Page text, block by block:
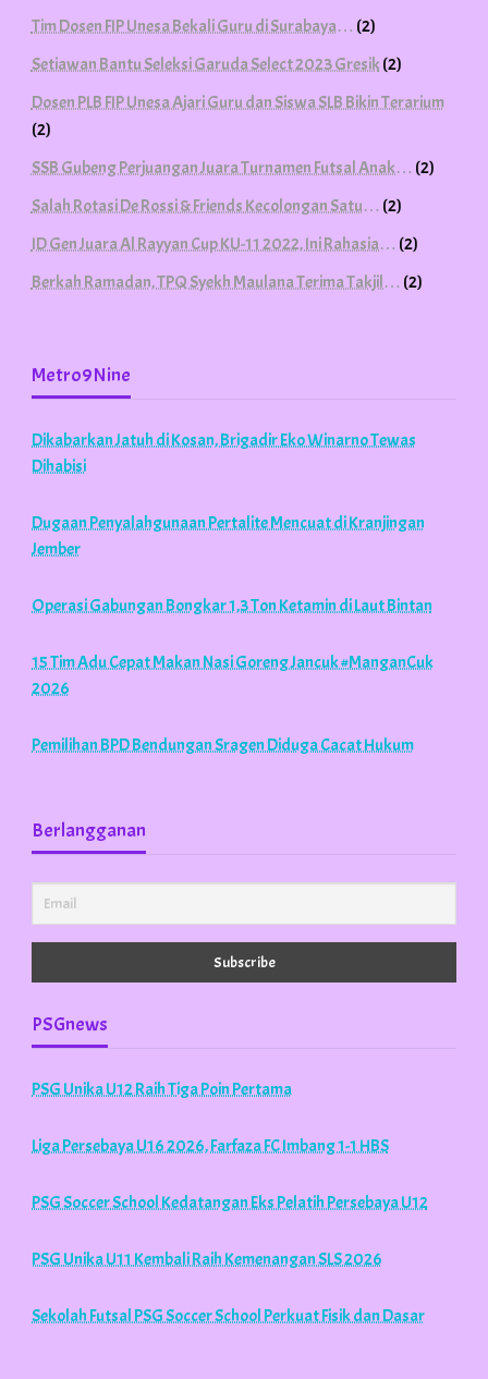
Tim Dosen FIP Unesa Bekali Guru di Surabaya… (2)
Setiawan Bantu Seleksi Garuda Select 2023 Gresik (2)
Dosen PLB FIP Unesa Ajari Guru dan Siswa SLB Bikin Terarium
(2)
SSB Gubeng Perjuangan Juara Turnamen Futsal Anak… (2)
Salah Rotasi De Rossi & Friends Kecolongan Satu… (2)
ID Gen Juara Al Rayyan Cup KU-11 2022, Ini Rahasia… (2)
Berkah Ramadan, TPQ Syekh Maulana Terima Takjil… (2)
Metro9Nine
Dikabarkan Jatuh di Kosan, Brigadir Eko Winarno Tewas
Dihabisi
Dugaan Penyalahgunaan Pertalite Mencuat di Kranjingan
Jember
Operasi Gabungan Bongkar 1,3 Ton Ketamin di Laut Bintan
15 Tim Adu Cepat Makan Nasi Goreng Jancuk #ManganCuk
2026
Pemilihan BPD Bendungan Sragen Diduga Cacat Hukum
Berlangganan
PSGnews
PSG Unika U12 Raih Tiga Poin Pertama
Liga Persebaya U16 2026, Farfaza FC Imbang 1-1 HBS
PSG Soccer School Kedatangan Eks Pelatih Persebaya U12
PSG Unika U11 Kembali Raih Kemenangan SLS 2026
Sekolah Futsal PSG Soccer School Perkuat Fisik dan Dasar